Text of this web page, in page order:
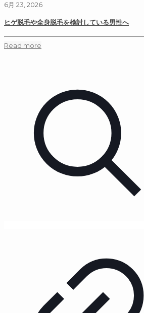
6月 23, 2026
ヒゲ脱毛や全身脱毛を検討している男性へ
Read more